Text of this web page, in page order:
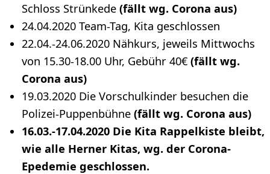
Schloss Strünkede (fällt wg. Corona aus)
24.04.2020 Team-Tag, Kita geschlossen
22.04.-24.06.2020 Nähkurs, jeweils Mittwochs
von 15.30-18.00 Uhr, Gebühr 40€ (fällt wg.
Corona aus)
19.03.2020 Die Vorschulkinder besuchen die
Polizei-Puppenbühne (fällt wg. Corona aus)
16.03.-17.04.2020 Die Kita Rappelkiste bleibt,
wie alle Herner Kitas, wg. der Corona-
Epedemie geschlossen.